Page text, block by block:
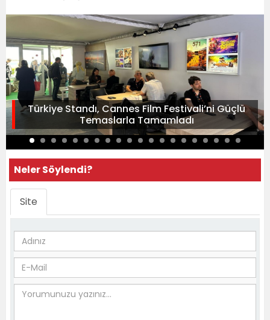
Türkiye Standı, Cannes Film Festivali’ni Güçlü
Temaslarla Tamamladı
Neler Söylendi?
Site